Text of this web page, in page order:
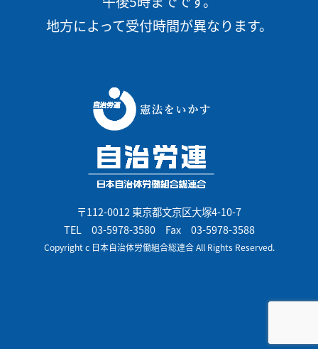
地方によって受付時間が異なります。
〒112-0012 東京都文京区大塚4-10-7
TEL 03-5978-3580Fax 03-5978-3588
Copyright c 日本自治体労働組合総連合 All Rights Reserved.